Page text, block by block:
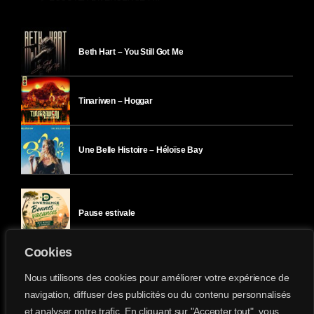
Cookies
Nous utilisons des cookies pour améliorer votre expérience de
navigation, diffuser des publicités ou du contenu personnalisés
et analyser notre trafic. En cliquant sur "Accepter tout", vous
Beth Hart – You Still Got Me
Tinariwen – Hoggar
Une Belle Histoire – Héloïse Bay
Pause estivale
Ici l’Ombre – mardi 28 juillet